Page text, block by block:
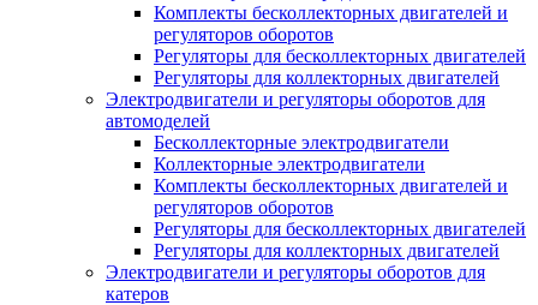
Комплекты бесколлекторных двигателей и
регуляторов оборотов
Регуляторы для бесколлекторных двигателей
Регуляторы для коллекторных двигателей
Электродвигатели и регуляторы оборотов для
автомоделей
Бесколлекторные электродвигатели
Коллекторные электродвигатели
Комплекты бесколлекторных двигателей и
регуляторов оборотов
Регуляторы для бесколлекторных двигателей
Регуляторы для коллекторных двигателей
Электродвигатели и регуляторы оборотов для
катеров